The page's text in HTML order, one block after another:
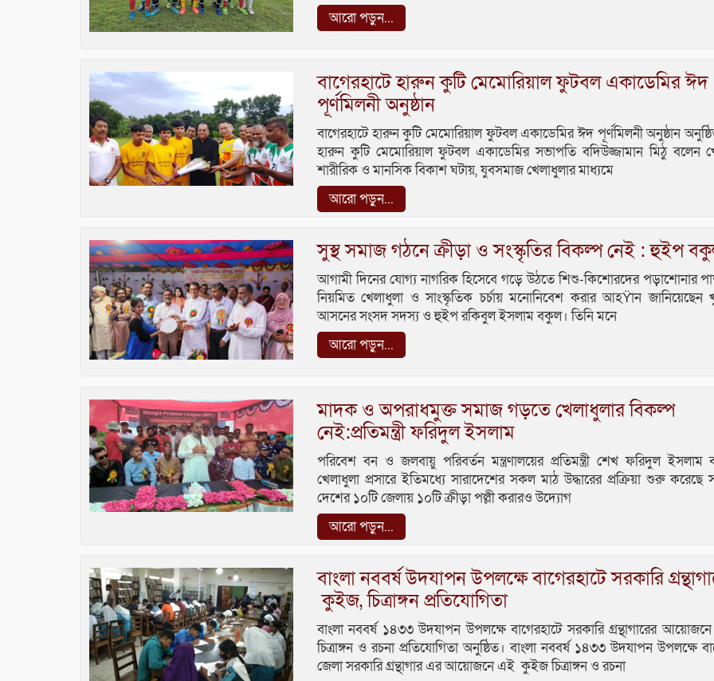
আরো পড়ুন...
বাগেরহাটে হারুন কুটি মেমোরিয়াল ফুটবল একাডেমির ঈদ
পূর্ণমিলনী অনুষ্ঠান
বাগেরহাটে হারুন কুটি মেমোরিয়াল ফুটবল একাডেমির ঈদ পূর্ণমিলনী অনুষ্ঠান
হারুন কুটি মেমোরিয়াল ফুটবল একাডেমির সভাপতি বদিউজ্জামান মিঠু বলেন
শারীরিক ও মানসিক বিকাশ ঘটায়, যুবসমাজ খেলাধুলার মাধ্যমে
আরো পড়ুন...
সুস্থ সমাজ গঠনে ক্রীড়া ও সংস্কৃতির বিকল্প নেই : হুইপ
আগামী দিনের যোগ্য নাগরিক হিসেবে গড়ে উঠতে শিশু-কিশোরদের পড়াশোনার
নিয়মিত খেলাধুলা ও সাংস্কৃতিক চর্চায় মনোনিবেশ করার আহŸান জানিয়েছেন
আসনের সংসদ সদস্য ও হুইপ রকিবুল ইসলাম বকুল। তিনি মনে
আরো পড়ুন...
মাদক ও অপরাধমুক্ত সমাজ গড়তে খেলাধুলার বিকল্প
নেই:প্রতিমন্ত্রী ফরিদুল ইসলাম
পরিবেশ বন ও জলবায়ু পরিবর্তন মন্ত্রণালয়ের প্রতিমন্ত্রী শেখ ফরিদুল ইসলাম
খেলাধুলা প্রসারে ইতিমধ্যে সারাদেশের সকল মাঠ উদ্ধারের প্রক্রিয়া শুরু করেছে
দেশের ১০টি জেলায় ১০টি ক্রীড়া পল্লী করারও উদ্যোগ
আরো পড়ুন...
বাংলা নববর্ষ উদযাপন উপলক্ষে বাগেরহাটে সরকারি
কুইজ, চিত্রাঙ্গন প্রতিযোগিতা
বাংলা নববর্ষ ১৪৩৩ উদযাপন উপলক্ষে বাগেরহাটে সরকারি গ্রন্থাগারের
চিত্রাঙ্গন ও রচনা প্রতিযোগিতা অনুষ্ঠিত। বাংলা নববর্ষ ১৪৩৩ উদযাপন উপলক্ষে
জেলা সরকারি গ্রন্থাগার এর আয়োজনে এই কুইজ চিত্রাঙ্গন ও রচনা